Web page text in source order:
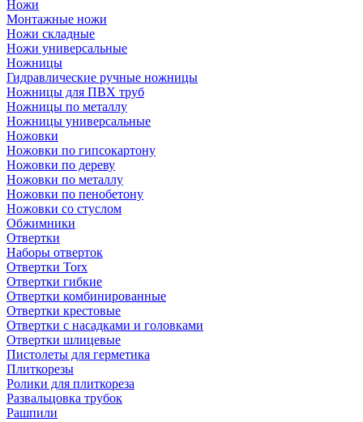
Ножи
Монтажные ножи
Ножи складные
Ножи универсальные
Ножницы
Гидравлические ручные ножницы
Ножницы для ПВХ труб
Ножницы по металлу
Ножницы универсальные
Ножовки
Ножовки по гипсокартону
Ножовки по дереву
Ножовки по металлу
Ножовки по пенобетону
Ножовки со стуслом
Обжимники
Отвертки
Наборы отверток
Отвертки Torx
Отвертки гибкие
Отвертки комбинированные
Отвертки крестовые
Отвертки с насадками и головками
Отвертки шлицевые
Пистолеты для герметика
Плиткорезы
Ролики для плиткореза
Развальцовка трубок
Рашпили